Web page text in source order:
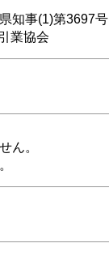
知事(1)第3697号
業協会
ん。